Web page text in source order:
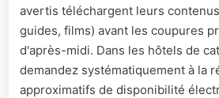
avertis téléchargent leurs
guides, films) avant les coupures
d'après-midi. Dans les hôtels de
demandez systématiquement à la
approximatifs de disponibilité